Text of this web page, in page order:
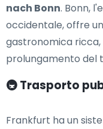
nach Bonn. Bonn,
occidentale, offre
gastronomica
prolungamento del
🚇 Trasporto
Frankfurt ha un